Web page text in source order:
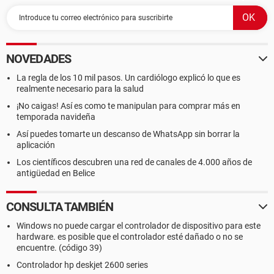
Dirección MAC primaria 00-E0-4C-E4-BF-44
Placa de red Realtek RTL8139/810x Family Fast Ethernet
NIC
Placa de red WAN (PPP/SLIP) Interface (10.1 [ TRIAL
VERSION ])
Módem ZTE Proprietary USB Modem
Periféricos:
Impresora Canon iP1300
Impresora Microsoft Office Document Image Writer
Controlador USB1 VIA VT8237 USB Universal Host Controller
Controlador USB1 VIA VT8237 USB Universal Host Controller
Controlador USB1 VIA VT8237 USB Universal Host Controller
Controlador USB1 VIA VT8237 USB Universal Host Controller
Controlador USB2 VIA VT8237 USB 2.0 Enhanced Host
Controller
Dispositivo USB Dispositivo compuesto USB
Dispositivo USB Dispositivo de almacenamiento masivo
USB
Dispositivo USB Dispositivo de almacenamiento masivo
USB
NOVEDADES
La regla de los 10 mil pasos. Un cardiólogo explicó lo que es
realmente necesario para la salud
¡No caigas! Así es como te manipulan para comprar más en
temporada navideña
Así puedes tomarte un descanso de WhatsApp sin borrar la
aplicación
Los científicos descubren una red de canales de 4.000 años de
antigüedad en Belice
CONSULTA TAMBIÉN
Windows no puede cargar el controlador de dispositivo para este
hardware. es posible que el controlador esté dañado o no se
encuentre. (código 39)
Controlador hp deskjet 2600 series